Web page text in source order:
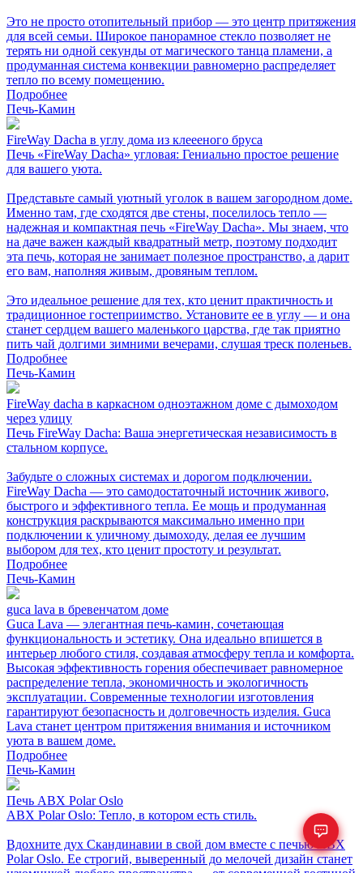
Это не просто отопительный прибор — это центр притяжения
для всей семьи. Широкое панорамное стекло позволяет не
терять ни одной секунды от магического танца пламени, а
продуманная система конвекции равномерно распределяет
тепло по всему помещению.
Подробнее
Печь-Камин
FireWay Dacha в углу дома из клеееного бруса
Печь «FireWay Dacha» угловая: Гениально простое решение
для вашего уюта.
Представьте самый уютный уголок в вашем загородном доме.
Именно там, где сходятся две стены, поселилось тепло —
надежная и компактная печь «FireWay Dacha». Мы знаем, что
на даче важен каждый квадратный метр, поэтому подходит
эта печь, которая не занимает полезное пространство, а дарит
его вам, наполняя живым, дровяным теплом.
Это идеальное решение для тех, кто ценит практичность и
традиционное гостеприимство. Установите ее в углу — и она
станет сердцем вашего маленького царства, где так приятно
пить чай долгими зимними вечерами, слушая треск поленьев.
Подробнее
Печь-Камин
FireWay dacha в каркасном одноэтажном доме с дымоходом
через улицу
Печь FireWay Dacha: Ваша энергетическая независимость в
стальном корпусе.
Забудьте о сложных системах и дорогом подключении.
FireWay Dacha — это самодостаточный источник живого,
быстрого и эффективного тепла. Ее мощь и продуманная
конструкция раскрываются максимально именно при
подключении к уличному дымоходу, делая ее лучшим
выбором для тех, кто ценит простоту и результат.
Подробнее
Печь-Камин
guca lava в бревенчатом доме
Guca Lava — элегантная печь-камин, сочетающая
функциональность и эстетику. Она идеально впишется в
интерьер любого стиля, создавая атмосферу тепла и комфорта.
Высокая эффективность горения обеспечивает равномерное
распределение тепла, экономичность и экологичность
эксплуатации. Современные технологии изготовления
гарантируют безопасность и долговечность изделия. Guca
Lava станет центром притяжения внимания и источником
уюта в вашем доме.
Подробнее
Печь-Камин
Печь ABX Polar Oslo
ABX Polar Oslo: Тепло, в котором есть стиль.
Вдохните дух Скандинавии в свой дом вместе с печью ABX
Polar Oslo. Ее строгий, выверенный до мелочей дизайн станет